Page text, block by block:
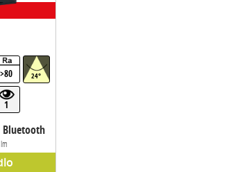
>80 24°
1
Bluetooth